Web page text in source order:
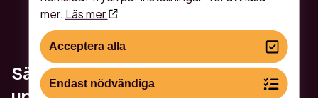
Sätt lite extra guldkant på er
mer. Läs mer
Acceptera alla
Endast nödvändiga